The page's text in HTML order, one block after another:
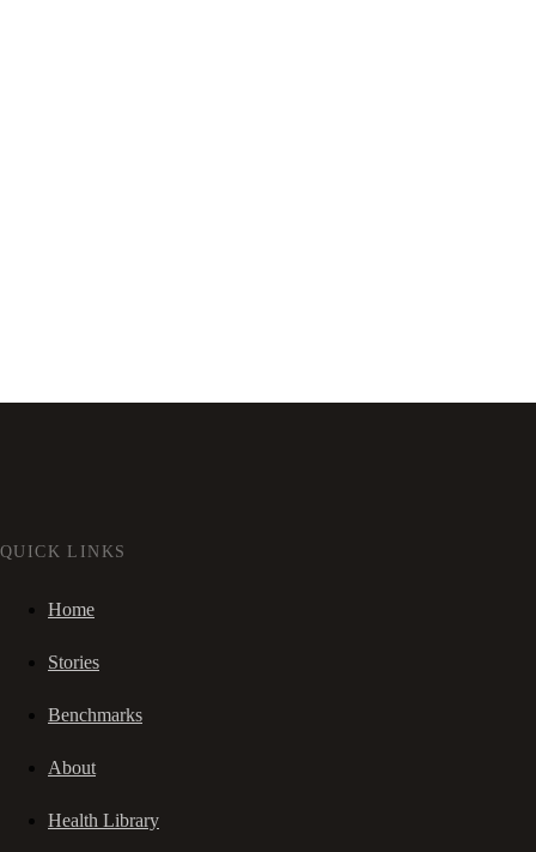
QUICK LINKS
Home
Stories
Benchmarks
About
Health Library